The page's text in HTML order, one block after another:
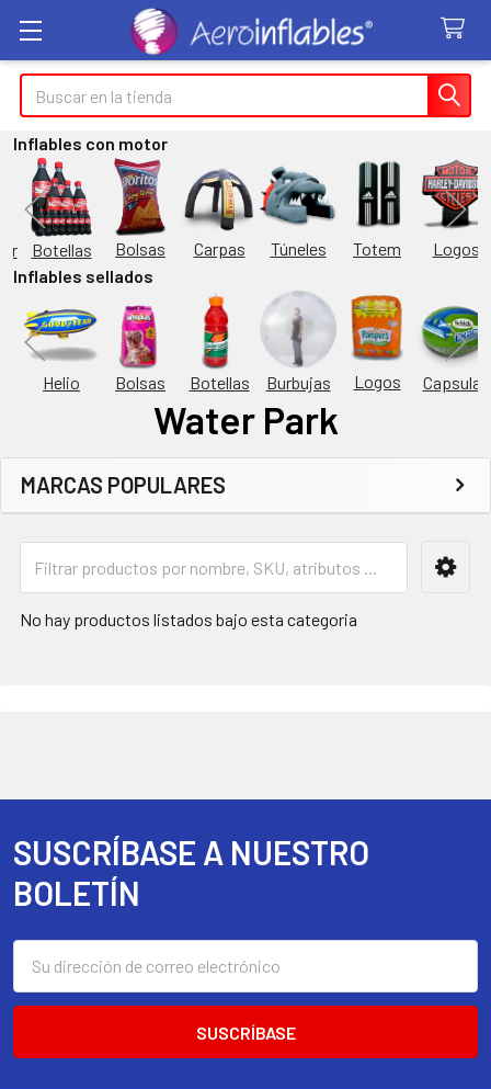
Buscar
Inflables con motor
Botellas Bolsas Carpas Túneles Totem
Logos
Inflables sellados
Helio Bolsas Botellas Burbujas Logos Capsulas
Water Park
Barra
lateral
MARCAS POPULARES
No hay productos listados bajo esta categoria
Footer
SUSCRÍBASE A NUESTRO
BOLETÍN
correo